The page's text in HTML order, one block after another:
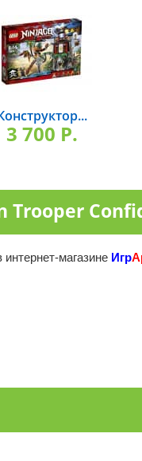
3 700 P.
Trooper
магазине Игр